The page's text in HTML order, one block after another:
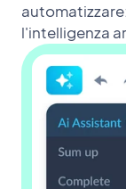
l'intelligenza